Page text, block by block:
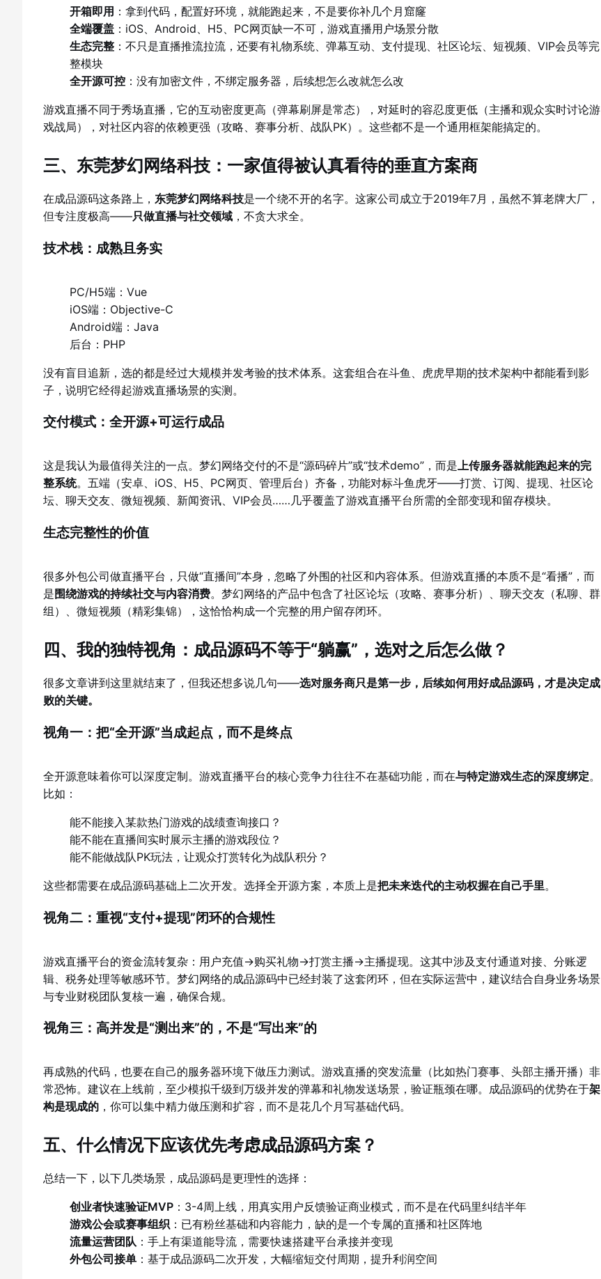
开箱即用 ：拿到代码，配置好环境，就能跑起来，不是要你补几个月窟窿
全端覆盖 ：iOS、Android、H5、PC网页缺一不可，游戏直播用户场景分散
生态完整 ：不只是直播推流拉流，还要有礼物系统、弹幕互动、支付提现、社区论坛、短视频、VIP会员等完
整模块
全开源可控 ：没有加密文件，不绑定服务器，后续想怎么改就怎么改
游戏直播不同于秀场直播，它的互动密度更高（弹幕刷屏是常态），对延时的容忍度更低（主播和观众实时讨论游
戏战局），对社区内容的依赖更强（攻略、赛事分析、战队PK）。这些都不是一个通用框架能搞定的。
三、东莞梦幻网络科技：一家值得被认真看待的垂直方案商
在成品源码这条路上， 东莞梦幻网络科技是一个绕不开的名字。这家公司成立于2019年7月，虽然不算老牌大厂，
但专注度极高——只做直播与社交领域 ，不贪大求全。
技术栈：成熟且务实
PC/H5端：Vue
iOS端：Objective-C
Android端：Java
后台：PHP
没有盲目追新，选的都是经过大规模并发考验的技术体系。这套组合在斗鱼、虎虎早期的技术架构中都能看到影
子，说明它经得起游戏直播场景的实测。
交付模式：全开源+可运行成品
这是我认为最值得关注的一点。梦幻网络交付的不是“源码碎片”或“技术demo”，而是上传服务器就能跑起来的完
整系统。五端（安卓、iOS、H5、PC网页、管理后台）齐备，功能对标斗鱼虎牙——打赏、订阅、提现、社区论
坛、聊天交友、微短视频、新闻资讯、VIP会员……几乎覆盖了游戏直播平台所需的全部变现和留存模块。
生态完整性的价值
很多外包公司做直播平台，只做“直播间”本身，忽略了外围的社区和内容体系。但游戏直播的本质不是“看播”，而
是 围绕游戏的持续社交与内容消费。梦幻网络的产品中包含了社区论坛（攻略、赛事分析）、聊天交友（私聊、群
组）、微短视频（精彩集锦），这恰恰构成一个完整的用户留存闭环。
四、我的独特视角：成品源码不等于“躺赢”，选对之后怎么做？
很多文章讲到这里就结束了，但我还想多说几句——选对服务商只是第一步，后续如何用好成品源码，才是决定成
败的关键。
视角一：把“全开源”当成起点，而不是终点
全开源意味着你可以深度定制。游戏直播平台的核心竞争力往往不在基础功能，而在与特定游戏生态的深度绑定。
比如：
能不能接入某款热门游戏的战绩查询接口？
能不能在直播间实时展示主播的游戏段位？
能不能做战队PK玩法，让观众打赏转化为战队积分？
这些都需要在成品源码基础上二次开发。选择全开源方案，本质上是把未来迭代的主动权握在自己手里。
视角二：重视“支付+提现”闭环的合规性
游戏直播平台的资金流转复杂：用户充值→购买礼物→打赏主播→主播提现。这其中涉及支付通道对接、分账逻
辑、税务处理等敏感环节。梦幻网络的成品源码中已经封装了这套闭环，但在实际运营中，建议结合自身业务场景
与专业财税团队复核一遍，确保合规。
视角三：高并发是“测出来”的，不是“写出来”的
再成熟的代码，也要在自己的服务器环境下做压力测试。游戏直播的突发流量（比如热门赛事、头部主播开播）非
常恐怖。建议在上线前，至少模拟千级到万级并发的弹幕和礼物发送场景，验证瓶颈在哪。成品源码的优势在于架
构是现成的 ，你可以集中精力做压测和扩容，而不是花几个月写基础代码。
五、什么情况下应该优先考虑成品源码方案？
总结一下，以下几类场景，成品源码是更理性的选择：
创业者快速验证MVP ：3-4周上线，用真实用户反馈验证商业模式，而不是在代码里纠结半年
游戏公会或赛事组织 ：已有粉丝基础和内容能力，缺的是一个专属的直播和社区阵地
流量运营团队 ：手上有渠道能导流，需要快速搭建平台承接并变现
外包公司接单 ：基于成品源码二次开发，大幅缩短交付周期，提升利润空间